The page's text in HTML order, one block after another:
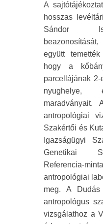
A
hosszas
Sándor
együtt
hogy a
parcellájának
nyughelye,
maradványait.
antropológiai
Szakértői és
Igazságügyi
Genetikai
Referencia-
antropológiai
meg. A Dudás
antropológus
vizsgálathoz a